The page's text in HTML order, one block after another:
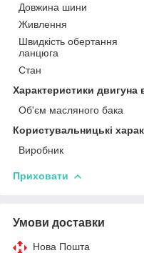
Довжина шини
Живлення
Швидкість обертання
ланцюга
Стан
Характеристики двигуна
Об'єм масляного бака
Користувальницькі
Виробник
Приховати
Умови доставки
Нова Пошта